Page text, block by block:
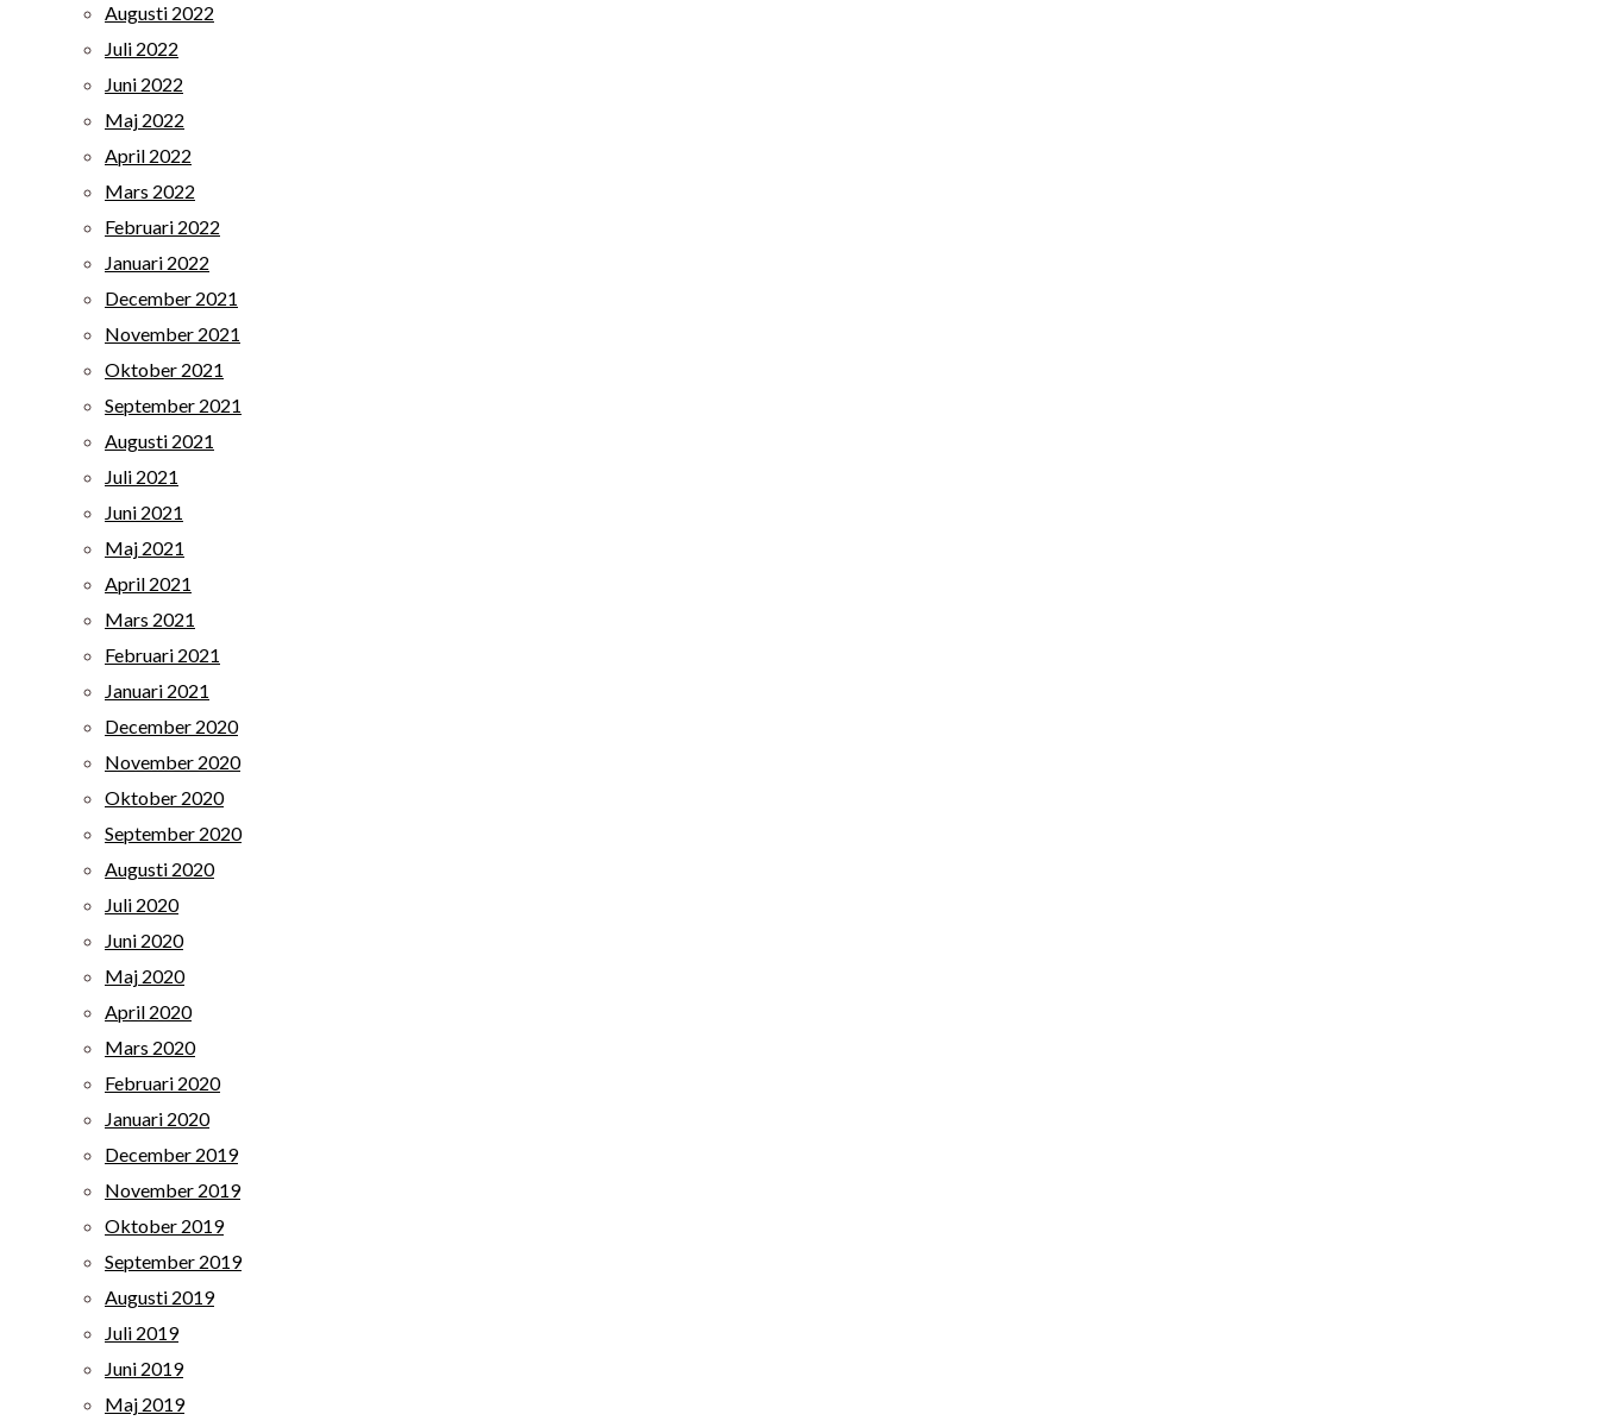
Augusti 2022
Juli 2022
Juni 2022
Maj 2022
April 2022
Mars 2022
Februari 2022
Januari 2022
December 2021
November 2021
Oktober 2021
September 2021
Augusti 2021
Juli 2021
Juni 2021
Maj 2021
April 2021
Mars 2021
Februari 2021
Januari 2021
December 2020
November 2020
Oktober 2020
September 2020
Augusti 2020
Juli 2020
Juni 2020
Maj 2020
April 2020
Mars 2020
Februari 2020
Januari 2020
December 2019
November 2019
Oktober 2019
September 2019
Augusti 2019
Juli 2019
Juni 2019
Maj 2019